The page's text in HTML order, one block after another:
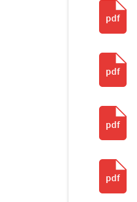
pdf
pdf
pdf
pdf